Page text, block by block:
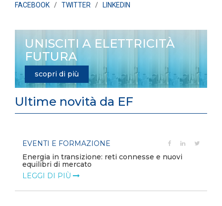
FACEBOOK/ TWITTER / LINKEDIN
UNISCITI A ELETTRICITÀ
FUTURA
scopri di più
Ultime novità da EF
EVENTI E FORMAZIONE
Energia in transizione: reti connesse e nuovi
equilibri di mercato
LEGGI DI PIÙ